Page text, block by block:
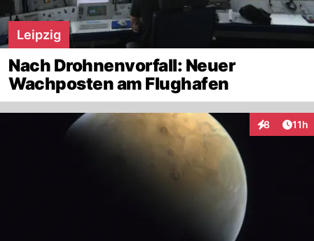
Leipzig
Nach Drohnenvorfall: Neuer
Wachposten am Flughafen
8 11h